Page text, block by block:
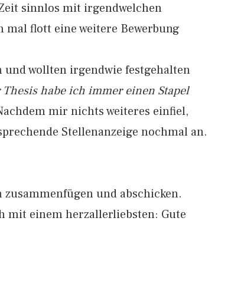
sinnlos mit irgendwelchen
flott eine weitere Bewerbung
wollten irgendwie festgehalten
habe ich immer einen Stapel
mir nichts weiteres einfiel,
Stellenanzeige nochmal an.
und abschicken.
mit einem herzallerliebsten: Gute